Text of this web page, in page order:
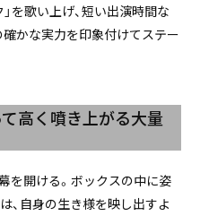
を歌い上げ、短い出演時間な
かな実力を印象付けてステー
高く噴き上がる大量
を開ける。ボックスの中に姿
、自身の生き様を映し出すよ